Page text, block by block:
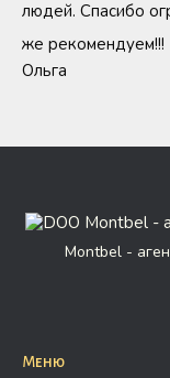
людей. Спасибо
же рекомендуем!!!
Ольга
Montbel -
Меню